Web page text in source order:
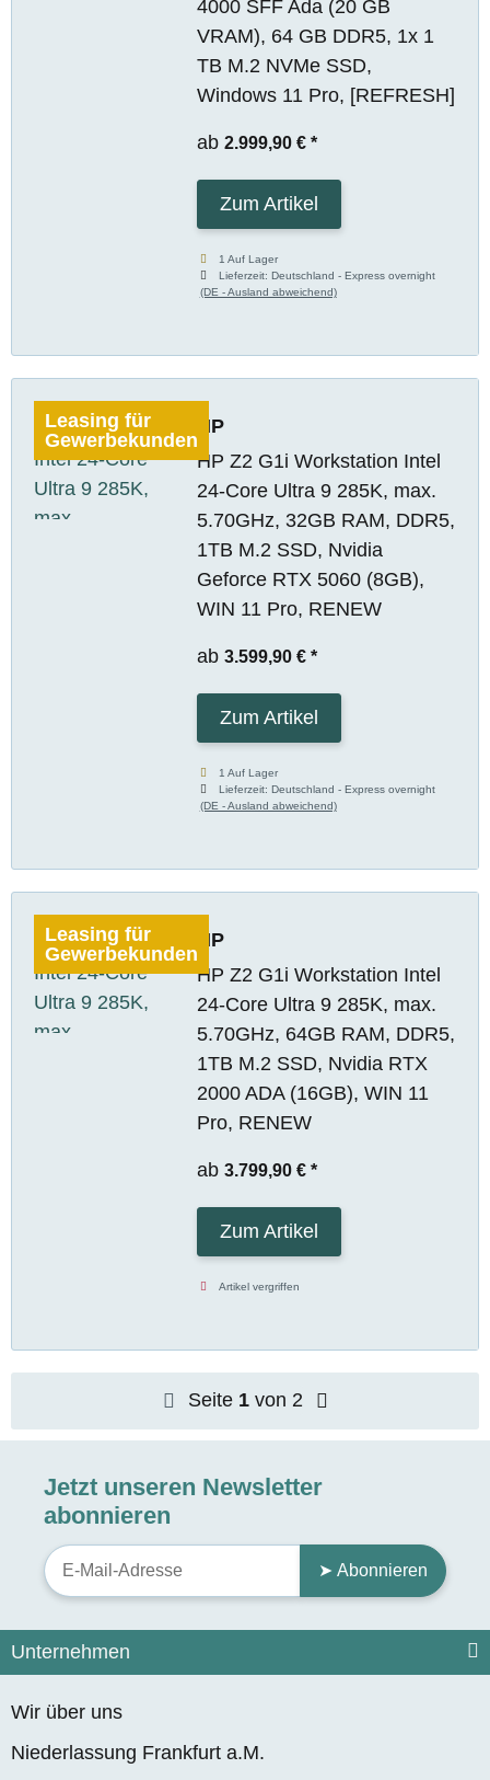
4000 SFF Ada (20 GB
VRAM), 64 GB DDR5, 1x 1
TB M.2 NVMe SSD,
Windows 11 Pro, [REFRESH]
ab 2.999,90 € *
Zum Artikel
1 Auf Lager
Lieferzeit:Deutschland - Express overnight
(DE - Ausland abweichend)
Leasing für
Gewerbekunden
HP
HP Z2 G1i Workstation Intel
24-Core Ultra 9 285K, max.
5.70GHz, 32GB RAM, DDR5,
1TB M.2 SSD, Nvidia
Geforce RTX 5060 (8GB),
WIN 11 Pro, RENEW
ab 3.599,90 € *
Zum Artikel
1 Auf Lager
Lieferzeit:Deutschland - Express overnight
(DE - Ausland abweichend)
Leasing für
Gewerbekunden
HP
HP Z2 G1i Workstation Intel
24-Core Ultra 9 285K, max.
5.70GHz, 64GB RAM, DDR5,
1TB M.2 SSD, Nvidia RTX
2000 ADA (16GB), WIN 11
Pro, RENEW
ab 3.799,90 € *
Zum Artikel
Artikel vergriffen
Seite 1von 2
Jetzt unseren Newsletter
abonnieren
➤ Abonnieren
Unternehmen
Wir über uns
Niederlassung Frankfurt a.M.